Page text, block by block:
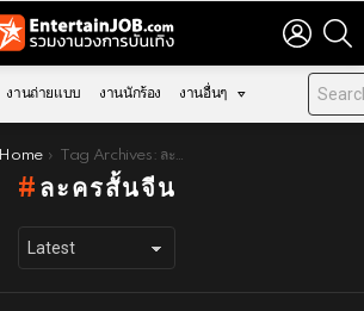
LOGIN
งานถ่ายแบบ งานนักร้อง งานอื่นๆ
Home Tag Archives: ละครสั้นจีน
ละครสั้นจีน